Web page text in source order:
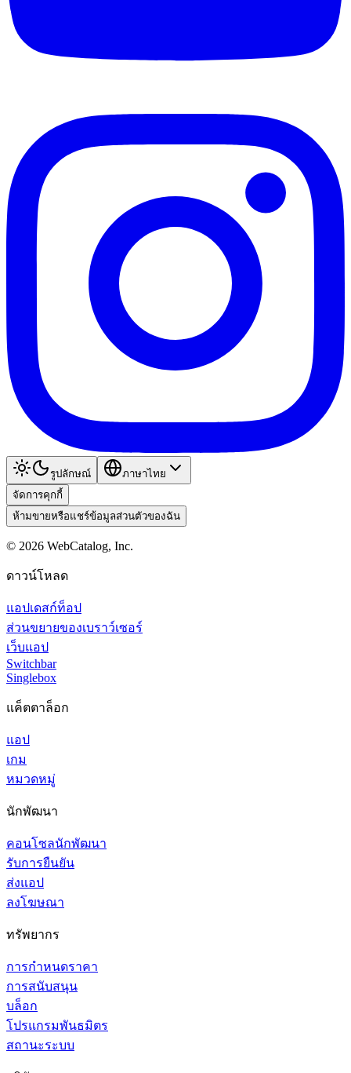
รูปลักษณ์
ภาษาไทย
จัดการคุกกี้
ห้ามขายหรือแชร์ข้อมูลส่วนตัวของฉัน
© 2026 WebCatalog, Inc.
ดาวน์โหลด
แอปเดสก์ท็อป
ส่วนขยายของเบราว์เซอร์
เว็บแอป
Switchbar
Singlebox
แค็ตตาล็อก
แอป
เกม
หมวดหมู่
นักพัฒนา
คอนโซลนักพัฒนา
รับการยืนยัน
ส่งแอป
ลงโฆษณา
ทรัพยากร
การกำหนดราคา
การสนับสนุน
บล็อก
โปรแกรมพันธมิตร
สถานะระบบ